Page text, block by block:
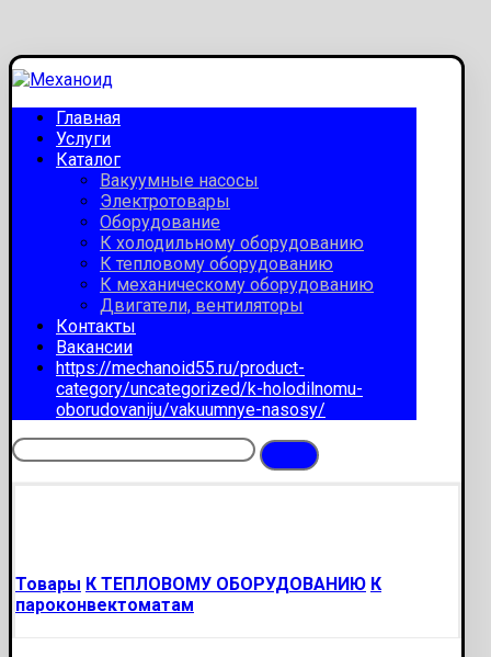
Главная
Услуги
Каталог
Вакуумные насосы
Электротовары
Оборудование
К холодильному оборудованию
К тепловому оборудованию
К механическому оборудованию
Двигатели, вентиляторы
Контакты
Вакансии
https://mechanoid55.ru/product-
category/uncategorized/k-holodilnomu-
oborudovaniju/vakuumnye-nasosy/
Товары К ТЕПЛОВОМУ ОБОРУДОВАНИЮ К
пароконвектоматам